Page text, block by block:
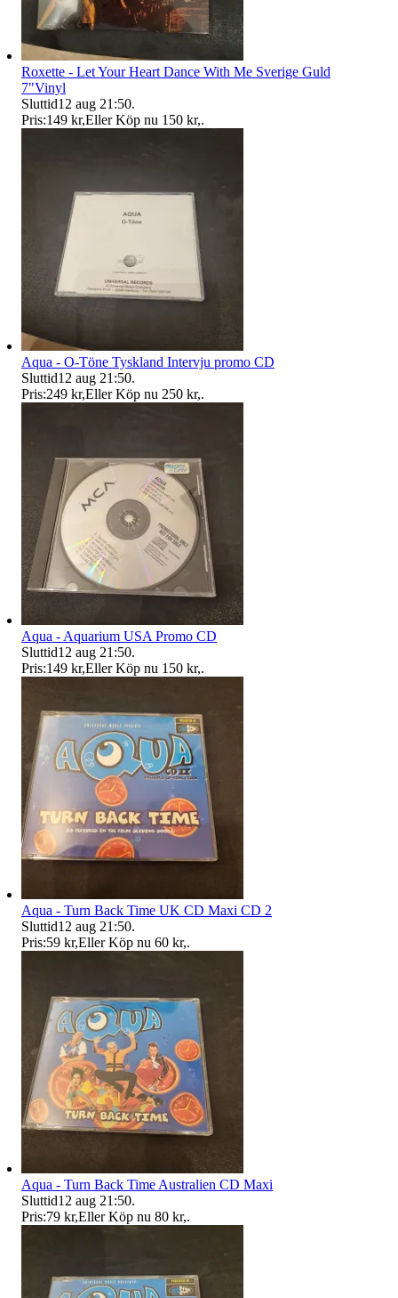
Roxette - Let Your Heart Dance With Me Sverige Guld
7"Vinyl
Sluttid12 aug 21:50.
Pris:149 kr,Eller Köp nu 150 kr,.
Aqua - O-Töne Tyskland Intervju promo CD
Sluttid12 aug 21:50.
Pris:249 kr,Eller Köp nu 250 kr,.
Aqua - Aquarium USA Promo CD
Sluttid12 aug 21:50.
Pris:149 kr,Eller Köp nu 150 kr,.
Aqua - Turn Back Time UK CD Maxi CD 2
Sluttid12 aug 21:50.
Pris:59 kr,Eller Köp nu 60 kr,.
Aqua - Turn Back Time Australien CD Maxi
Sluttid12 aug 21:50.
Pris:79 kr,Eller Köp nu 80 kr,.